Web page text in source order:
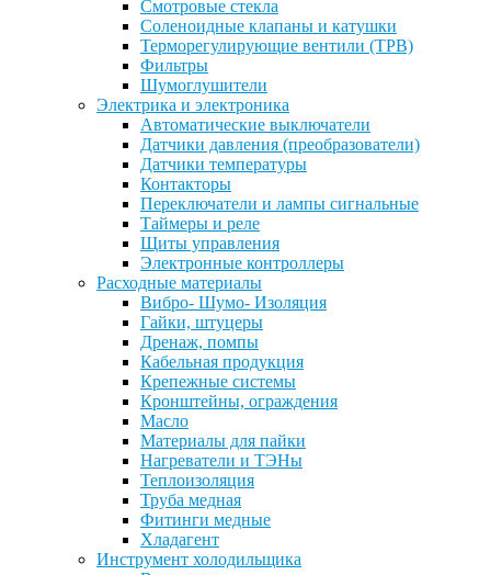
Смотровые стекла
Соленоидные клапаны и катушки
Терморегулирующие вентили (ТРВ)
Фильтры
Шумоглушители
Электрика и электроника
Автоматические выключатели
Датчики давления (преобразователи)
Датчики температуры
Контакторы
Переключатели и лампы сигнальные
Таймеры и реле
Щиты управления
Электронные контроллеры
Расходные материалы
Вибро- Шумо- Изоляция
Гайки, штуцеры
Дренаж, помпы
Кабельная продукция
Крепежные системы
Кронштейны, ограждения
Масло
Материалы для пайки
Нагреватели и ТЭНы
Теплоизоляция
Труба медная
Фитинги медные
Хладагент
Инструмент холодильщика